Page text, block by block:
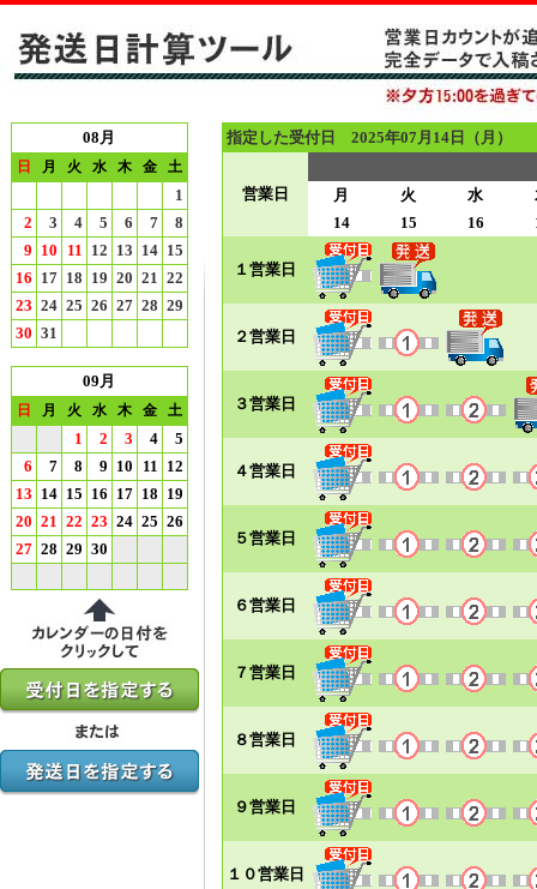
08月
日 月 火 水 木 金 土
1
2
3 4 5 6 7
8
9 10 11 12 13 14 15
16 17 18 19 20 21 22
23 24 25 26 27 28 29
30 31
09月
日 月 火 水 木 金 土
1 2 3 4
5
6
7 8 9 10 11 12
13 14 15 16 17 18 19
20 21 22 23 24 25 26
27 28 29 30
指定した受付日 2025年07月14日（月）
営業日 月 火 水
14
15 16
１営業日
２営業日
３営業日
４営業日
５営業日
６営業日
７営業日
８営業日
９営業日
１０営業日